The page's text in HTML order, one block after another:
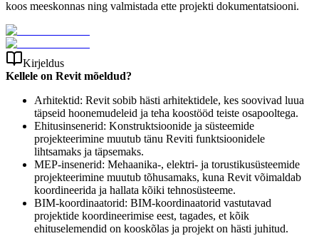
koos meeskonnas ning valmistada ette projekti dokumentatsiooni.
Kirjeldus
Kellele on Revit mõeldud?
Arhitektid: Revit sobib hästi arhitektidele, kes soovivad luua
täpseid hoonemudeleid ja teha koostööd teiste osapooltega.
Ehitusinsenerid: Konstruktsioonide ja süsteemide
projekteerimine muutub tänu Reviti funktsioonidele
lihtsamaks ja täpsemaks.
MEP-insenerid: Mehaanika-, elektri- ja torustikusüsteemide
projekteerimine muutub tõhusamaks, kuna Revit võimaldab
koordineerida ja hallata kõiki tehnosüsteeme.
BIM-koordinaatorid: BIM-koordinaatorid vastutavad
projektide koordineerimise eest, tagades, et kõik
ehituselemendid on kooskõlas ja projekt on hästi juhitud.